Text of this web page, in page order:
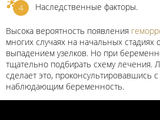
Наследственные факторы.
Высока вероятность появления
многих случаях на начальных стадиях
выпадением узелков. Но при
тщательно подбирать схему лечения.
сделает это, проконсультировавшись
наблюдающим беременность.